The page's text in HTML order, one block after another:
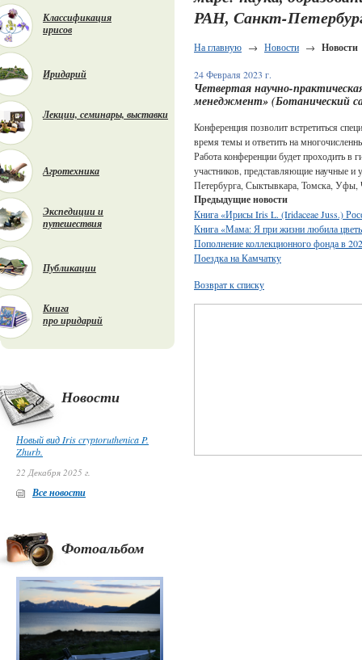
Классификация
ирисов
Иридарий
Лекции, семинары, выставки
Агротехника
Экспедиции и
путешествия
Публикации
Книга
про иридарий
Новости
Новый вид Iris cryptoruthenica P.
Zhurb.
22 Декабря 2025 г.
Все новости
Фотоальбом
РАН, Санкт-
На главную → Новости → Новости
24 Февраля 2023 г.
Четвертая научно-
менеджмент» (Ботанический
Конференция позволит встретиться
время темы и ответить на
Работа конференции будет проходить в
участников, представляющие научные
Петербурга, Сыктывкара, Томска, Уфы,
Предыдущие новости
Книга «Ирисы Iris L. (Iridaceae Juss.)
Книга «Мама: Я при жизни любила
Пополнение коллекционного фонда в
Поездка на Камчатку
Возврат к списку